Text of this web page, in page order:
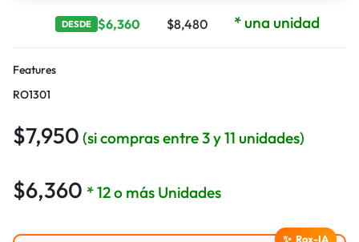
DESDE $6,360 $8,480 * una unidad
Features
RO1301
$7,950 (si compras entre 3 y 11 unidades)
$6,360 * 12 o más Unidades
✨ Rox-IA